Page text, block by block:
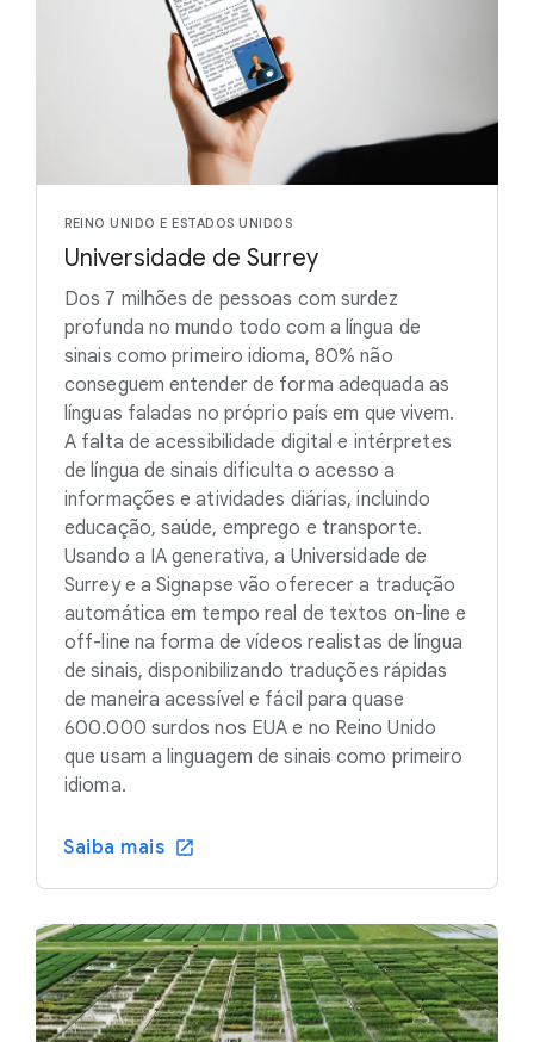
REINO UNIDO E ESTADOS UNIDOS
Universidade de Surrey
Dos 7 milhões de pessoas com surdez
profunda no mundo todo com a língua de
sinais como primeiro idioma, 80% não
conseguem entender de forma adequada as
línguas faladas no próprio país em que vivem.
A falta de acessibilidade digital e intérpretes
de língua de sinais dificulta o acesso a
informações e atividades diárias, incluindo
educação, saúde, emprego e transporte.
Usando a IA generativa, a Universidade de
Surrey e a Signapse vão oferecer a tradução
automática em tempo real de textos on-line e
off-line na forma de vídeos realistas de língua
de sinais, disponibilizando traduções rápidas
de maneira acessível e fácil para quase
600.000 surdos nos EUA e no Reino Unido
que usam a linguagem de sinais como primeiro
idioma.
Saiba mais